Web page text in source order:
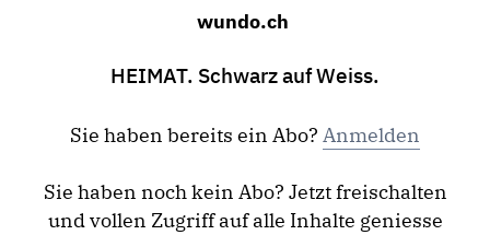
wundo.ch
HEIMAT. Schwarz auf Weiss.
Sie haben bereits ein Abo? Anmelden
Sie haben noch kein Abo? Jetzt freischalten
und vollen Zugriff auf alle Inhalte geniesse